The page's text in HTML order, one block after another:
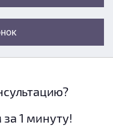
1 минуту!